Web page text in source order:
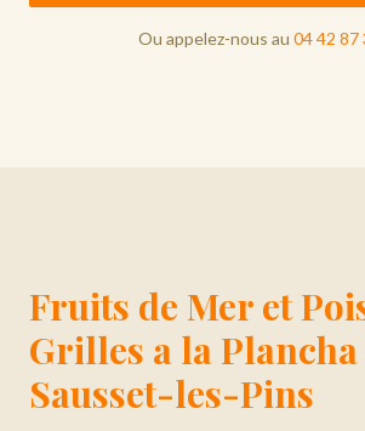
Ou appelez-nous au 04 42 87
Fruits de Mer et
Grilles a la Plancha
Sausset-les-Pins